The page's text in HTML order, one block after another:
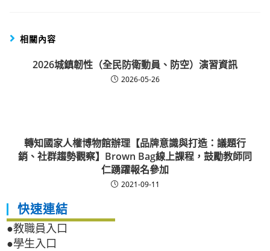
相關內容
2026城鎮韌性（全民防衛動員、防空）演習資訊
2026-05-26
轉知國家人權博物館辦理【品牌意識與打造：議題行
銷、社群趨勢觀察】Brown Bag線上課程，鼓勵教師同
仁踴躍報名參加
2021-09-11
快速連結
●教職員入口
●學生入口